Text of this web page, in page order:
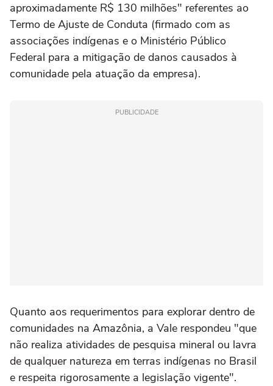
aproximadamente R$ 130 milhões" referentes ao
Termo de Ajuste de Conduta (firmado com as
associações indígenas e o Ministério Público
Federal para a mitigação de danos causados à
comunidade pela atuação da empresa).
PUBLICIDADE
Quanto aos requerimentos para explorar dentro de
comunidades na Amazônia, a Vale respondeu "que
não realiza atividades de pesquisa mineral ou lavra
de qualquer natureza em terras indígenas no Brasil
e respeita rigorosamente a legislação vigente".